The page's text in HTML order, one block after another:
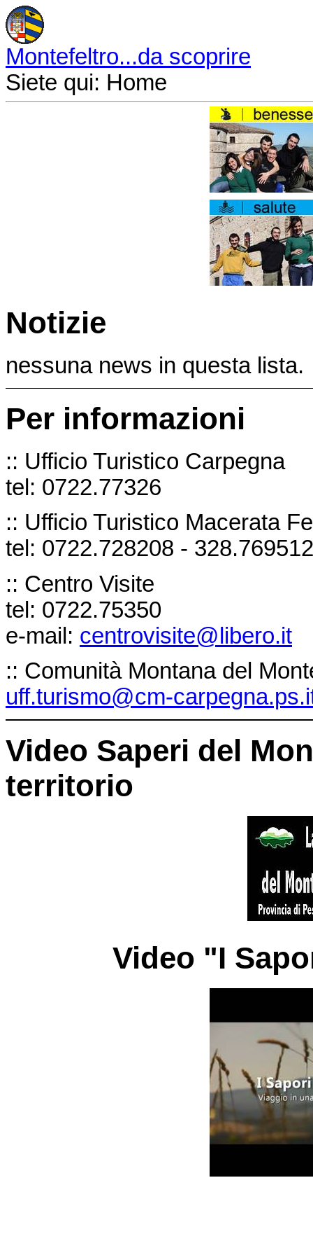
Montefeltro...da scoprire
Siete qui: Home
Notizie
nessuna news in questa lista.
Per informazioni
:: Ufficio Turistico Carpegna
tel: 0722.77326
:: Ufficio Turistico Macerata
tel: 0722.728208 -
:: Centro Visite
tel: 0722.75350
e-mail: centrovisite@ libero.it
:: Comunità Montana del
uff.turismo@cm-
Video Saperi del
territorio
Video "I